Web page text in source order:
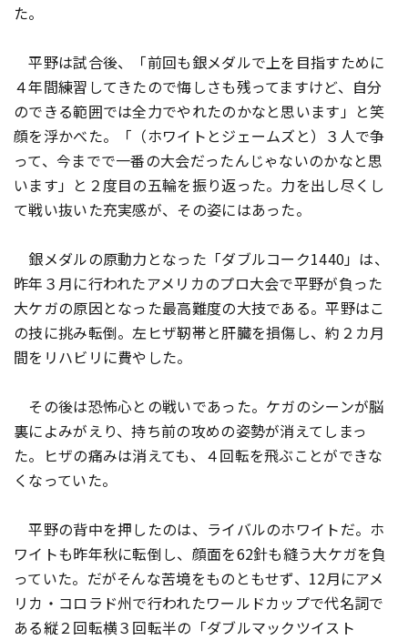
た。
平野は試合後、「前回も銀メダルで上を目指すために
４年間練習してきたので悔しさも残ってますけど、自分
のできる範囲では全力でやれたのかなと思います」と笑
顔を浮かべた。「（ホワイトとジェームズと）３人で争
って、今までで一番の大会だったんじゃないのかなと思
います」と２度目の五輪を振り返った。力を出し尽くし
て戦い抜いた充実感が、その姿にはあった。
銀メダルの原動力となった「ダブルコーク1440」は、
昨年３月に行われたアメリカのプロ大会で平野が負った
大ケガの原因となった最高難度の大技である。平野はこ
の技に挑み転倒。左ヒザ靭帯と肝臓を損傷し、約２カ月
間をリハビリに費やした。
その後は恐怖心との戦いであった。ケガのシーンが脳
裏によみがえり、持ち前の攻めの姿勢が消えてしまっ
た。ヒザの痛みは消えても、４回転を飛ぶことができな
くなっていた。
平野の背中を押したのは、ライバルのホワイトだ。ホ
ワイトも昨年秋に転倒し、顔面を62針も縫う大ケガを負
っていた。だがそんな苦境をものともせず、12月にアメ
リカ・コロラド州で行われたワールドカップで代名詞で
ある縦２回転横３回転半の「ダブルマックツイスト